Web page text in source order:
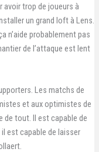
avoir trop de joueurs à
un grand loft à Lens.
n’aide probablement pas
de l’attaque est lent
Les matchs de
et aux optimistes de
de tout. Il est capable de
est capable de laisser